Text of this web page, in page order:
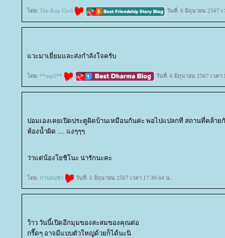
ดย: The Kop Civil วันที่: 6 มิถุนายน 2567 เ
วะมาเยี่ยมและส่งกำลังใจครับ
ดย: **mp5** วันที่: 6 มิถุนายน 2567 เวลา
ปอมเองเคยเปิดประตูผิดบ้านเหมือนกันค่ะ พอไปแปลกที สถานที่คล้าย
ห้องน้ำผิด ..... แงๆๆๆ
ว่าแต่น้องโยชิโนะ น่ารักนะคะ
ดย: กาปอมซ่า วันที่: 6 มิถุนายน 2567 เวลา:17:30:44 น.
ว้าว วันนี้เปิดอีกมุมของสะสมของคุณต่อ
กรี๊ดๆ อาจมีแบบตัวใหญ่ด้วยก็ได้นะนิ